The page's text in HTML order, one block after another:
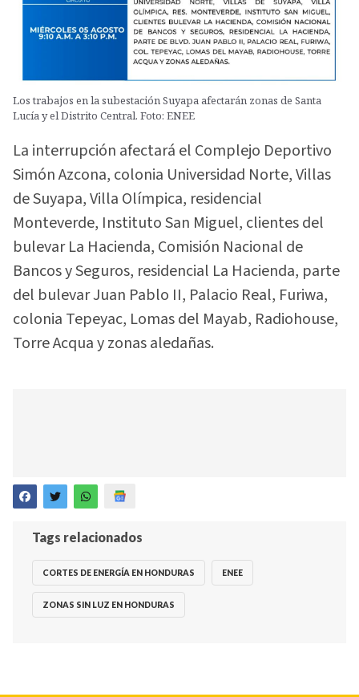
Los trabajos en la subestación Suyapa afectarán zonas de Santa
Lucía y el Distrito Central. Foto: ENEE
La interrupción afectará el Complejo Deportivo
Simón Azcona, colonia Universidad Norte, Villas
de Suyapa, Villa Olímpica, residencial
Monteverde, Instituto San Miguel, clientes del
bulevar La Hacienda, Comisión Nacional de
Bancos y Seguros, residencial La Hacienda, parte
del bulevar Juan Pablo II, Palacio Real, Furiwa,
colonia Tepeyac, Lomas del Mayab, Radiohouse,
Torre Acqua y zonas aledañas.
Tags relacionados
CORTES DE ENERGÍA EN HONDURAS ENEE
ZONAS SIN LUZ EN HONDURAS